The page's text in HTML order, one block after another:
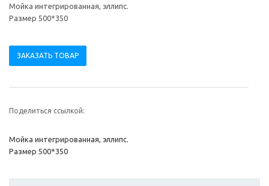
Мойка интегрированная, эллипс.
Размер 500*350
ЗАКАЗАТЬ ТОВАР
Поделиться ссылкой:
Мойка интегрированная, эллипс.
Размер 500*350